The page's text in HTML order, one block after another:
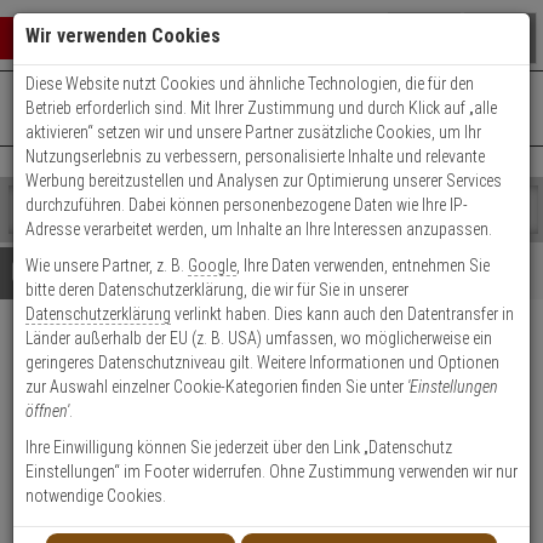
Warenkorb schließen
0 ARTIKEL IM WARENKORB
Ihr Warenkorb ist momentan leer.
Ergebnisse ()
Fertig
Shop
durchsuchen
Bitte
geben
Sie
mindestens
Zeichen
ein,
um
Suche
Es
wurde
noch
Kategorien
Suche
gestartet
+49 (0)821 899 493-0Mo. - Do.: 8:00 - 16:30 | Fr.: 8:00 - 14:00 Uhr
Kontaktservice nutzen
Details Beratung
AG Neovo WMK-01
Wandbefestigung, max. 18 kg
Produktmerkmale
Datenblatt drucken
Wir verwenden Cookies
Diese Website nutzt Cookies und ähnliche Technologien, die für den
Betrieb erforderlich sind. Mit Ihrer Zustimmung und durch Klick auf „alle
aktivieren“ setzen wir und unsere Partner zusätzliche Cookies, um Ihr
Nutzungserlebnis zu verbessern, personalisierte Inhalte und relevante
Werbung bereitzustellen und Analysen zur Optimierung unserer Services
durchzuführen. Dabei können personenbezogene Daten wie Ihre IP-
Adresse verarbeitet werden, um Inhalte an Ihre Interessen anzupassen.
Wie unsere Partner, z. B. Google , Ihre Daten verwenden, entnehmen Sie
bitte deren Datenschutzerklärung, die wir für Sie in unserer
Datenschutzerklärung verlinkt haben. Dies kann auch den Datentransfer in
Länder außerhalb der EU (z. B. USA) umfassen, wo möglicherweise ein
geringeres Datenschutzniveau gilt. Weitere Informationen und Optionen
zur Auswahl einzelner Cookie-Kategorien finden Sie unter 'Einstellungen
öffnen'.
Ihre Einwilligung können Sie jederzeit über den Link „Datenschutz
Einstellungen“ im Footer widerrufen. Ohne Zustimmung verwenden wir nur
notwendige Cookies.